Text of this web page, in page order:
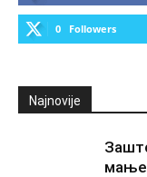
0 Followers
Najnovije
мање